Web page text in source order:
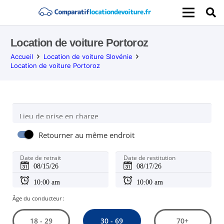
Location de voiture Portoroz
Accueil
Location de voiture Slovénie
Location de voiture Portoroz
Lieu de prise en charge
Retourner au même endroit
Date de retrait Date de restitution
Âge du conducteur :
18 - 29 30 - 69 70+